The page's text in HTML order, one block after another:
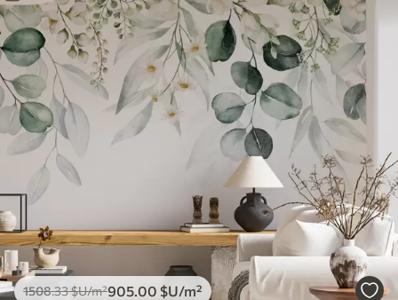
1508.33$U/m²905 .00 $U/m²